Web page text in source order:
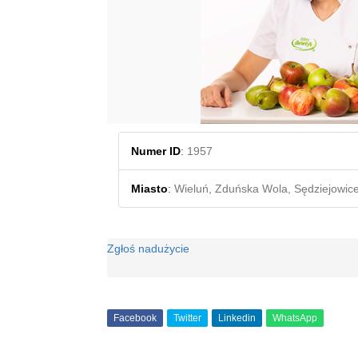
Numer ID: 1957
Miasto:Wieluń, Zduńska Wola,
Zgłoś nadużycie
Facebook Twitter Linkedin WhatsApp